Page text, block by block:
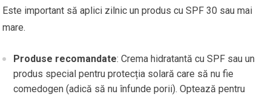
Este important să aplici zilnic un produs cu SPF 30 sau mai
mare.
Produse recomandate: Crema hidratantă cu SPF sau un
produs special pentru protecția solară care să nu fie
comedogen (adică să nu înfunde porii). Optează pentru